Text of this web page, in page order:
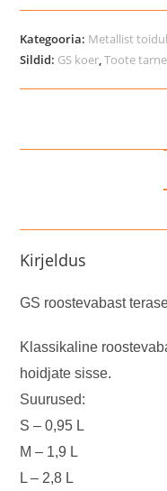
terasest
kauss
koerale
Kategooria: Metallist
Sildid: GS koer,Toote
Kirjeldus
GS roostevabast
Klassikaline
hoidjate sisse.
Suurused:
S – 0,95 L
M – 1,9 L
L – 2,8 L